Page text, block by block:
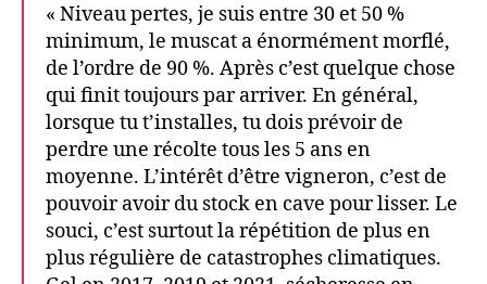
« Niveau pertes, je suis entre 30 et 50 %
minimum, le muscat a énormément morflé,
de l’ordre de 90 %. Après c’est quelque chose
qui finit toujours par arriver. En général,
lorsque tu t’installes, tu dois prévoir de
perdre une récolte tous les 5 ans en
moyenne. L’intérêt d’être vigneron, c’est de
pouvoir avoir du stock en cave pour lisser. Le
souci, c’est surtout la répétition de plus en
plus régulière de catastrophes climatiques.